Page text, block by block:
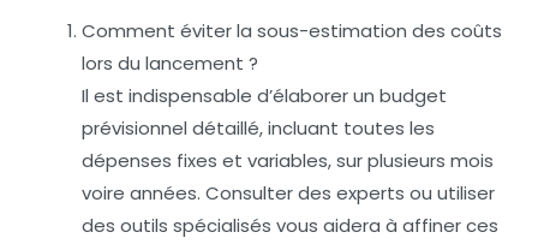
Comment éviter la sous-estimation des coûts
lors du lancement ?
Il est indispensable d’élaborer un budget
prévisionnel détaillé, incluant toutes les
dépenses fixes et variables, sur plusieurs mois
voire années. Consulter des experts ou utiliser
des outils spécialisés vous aidera à affiner ces